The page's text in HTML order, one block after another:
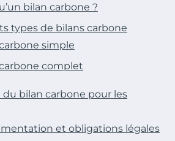
bilan carbone ?
types de bilans carbone
simple
complet
bilan carbone pour les
et obligations légales